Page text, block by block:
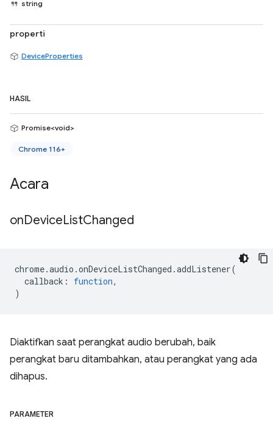
string
properti
DeviceProperties
HASIL
Promise<void>
Chrome 116+
Acara
onDeviceListChanged
chrome.audio .onDeviceListChanged .addListener(
callback : function,
)
Diaktifkan saat perangkat audio berubah, baik
perangkat baru ditambahkan, atau perangkat yang ada
dihapus.
PARAMETER